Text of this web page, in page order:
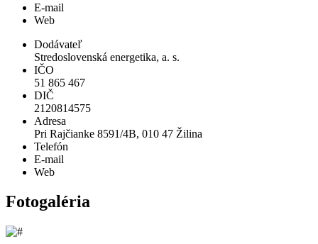
E-mail
Web
Dodávateľ
Stredoslovenská energetika, a. s.
IČO
51 865 467
DIČ
2120814575
Adresa
Pri Rajčianke 8591/4B, 010 47 Žilina
Telefón
E-mail
Web
Fotogaléria